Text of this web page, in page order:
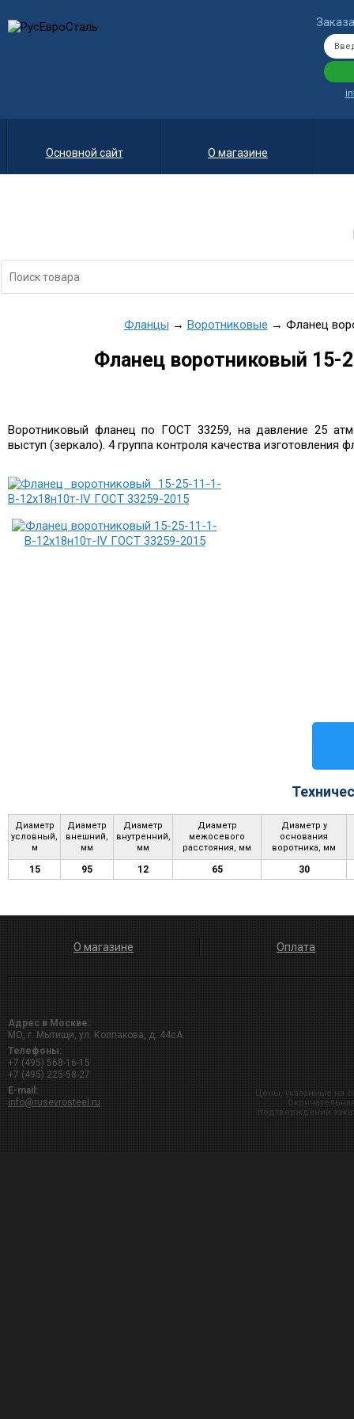
Основной сайт О магазине
Фланцы → Воротниковые → Фланец
Фланец воротниковый 15-
Воротниковый фланец по ГОСТ 33259, на давление 25
выступ (зеркало). 4 группа контроля качества
Диаметр
условный,
м
Диаметр
внешний,
мм
Диаметр
внутренний,
мм
Диаметр
межосевого
расстояния, мм
Диаметр у
основания
воротника, мм
15 95 12 65 30
О магазине Оплата
Адрес в Москве:
МО, г. Мытищи, ул. Колпакова, д. 44сА
Телефоны:
+7 (495) 568-16-15
+7 (495) 225-58-27
E-mail:
info@rusevrosteel.ru
Цены, указанные на
подтверждении